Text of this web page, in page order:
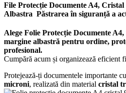
File Protecție Documente A4, Cristal
Albastra Păstrarea în siguranță a
Alege Folie Protecție Documente
margine albastră pentru ordine,
profesional.
Cumpără acum și organizează eficient
Protejează-ți documentele importante cu
microni, realizată din material cristal